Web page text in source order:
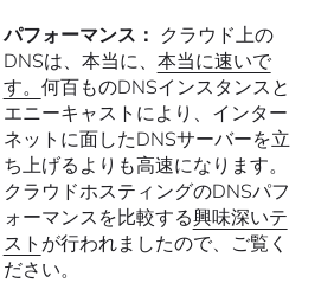
パフォーマンス： クラウド上の
DNSは、本当に、 本当に速いで
す。 何百ものDNSインスタンスと
エニーキャストにより、インター
ネットに面したDNSサーバーを立
ち上げるよりも高速になります。
クラウドホスティングのDNSパフ
ォーマンスを比較する興味深いテ
スト が行われましたので、ご覧く
ださい。